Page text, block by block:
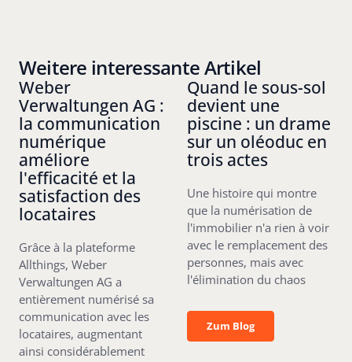
Weitere interessante Artikel
Weber
Verwaltungen AG :
la communication
numérique
améliore
l'efficacité et la
satisfaction des
locataires
Grâce à la plateforme
Allthings, Weber
Verwaltungen AG a
entièrement numérisé sa
communication avec les
locataires, augmentant
ainsi considérablement
Quand le sous-sol
devient une
piscine : un drame
sur un oléoduc en
trois actes
Une histoire qui montre
que la numérisation de
l'immobilier n'a rien à voir
avec le remplacement des
personnes, mais avec
l'élimination du chaos
Zum Blog
Zum Blog